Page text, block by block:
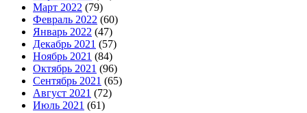
Март 2022 (79)
Февраль 2022 (60)
Январь 2022 (47)
Декабрь 2021 (57)
Ноябрь 2021 (84)
Октябрь 2021 (96)
Сентябрь 2021 (65)
Август 2021 (72)
Июль 2021 (61)